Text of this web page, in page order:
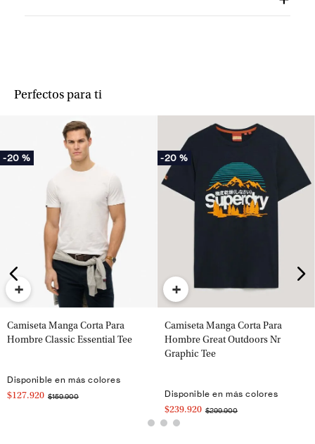
Perfectos para ti
-20 %
+
Camiseta Manga Corta Para
Hombre Classic Essential Tee
Disponible en más colores
$127.920 $159.900
-20 %
+
Camiseta Manga Corta Para
Hombre Great Outdoors Nr
Graphic Tee
Disponible en más colores
$239.920 $299.900